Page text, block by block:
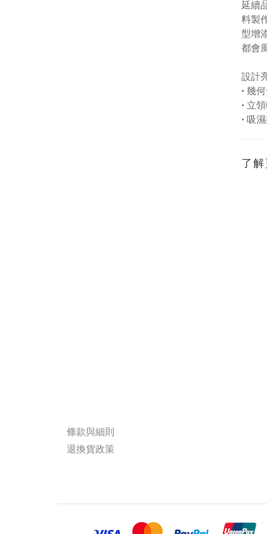
延續
料製
型增
都會
設計
• 幾
• 立
• 吸
了解
條款與細則
退換貨政策